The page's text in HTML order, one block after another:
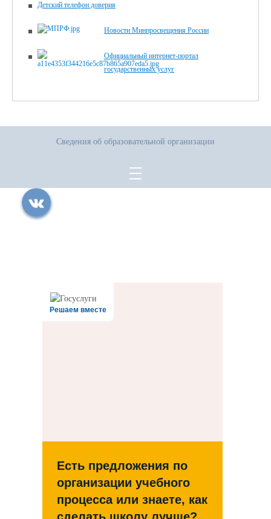
Детский телефон доверия
Новости Минпросвещения России
Официальный интернет-портал
государственных услуг
Сведения об образовательной организации
Решаем вместе
Есть предложения по
организации учебного
процесса или знаете, как